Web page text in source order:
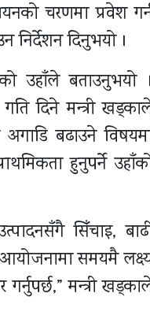
चरणमा प्रवेश
निर्देशन दिनुभयो ।
उहाँले बताउनुभयो ।
दिने मन्त्री
अगाडि बढाउने
हुनुपर्ने
सिँचाइ,
आयोजनामा समयमै
मन्त्री